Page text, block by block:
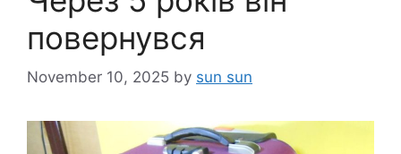
повернувся
November 10, 2025 by sun sun